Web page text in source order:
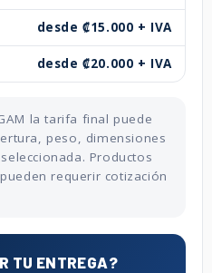
desde ₡15.000 + IVA
desde ₡20.000 + IVA
la tarifa final puede
peso, dimensiones
Productos
requerir cotización
TU ENTREGA?